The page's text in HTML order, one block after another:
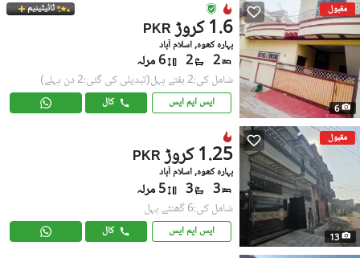
مقبول
6
ٹائیٹینیم
PKR 1.6 کروڑ
بہارہ کھوہ, اسلام آباد
2
2 6 مرلہ
شامل کی:2 ہفتے پہل (تبدیلی کی گئی:2 دن پہلے)
ایس ایم ایس کال
مقبول
13
PKR 1.25 کروڑ
بہارہ کھوہ, اسلام آباد
3
3 5 مرلہ
شامل کی:6 گھنٹے پہل
ایس ایم ایس کال